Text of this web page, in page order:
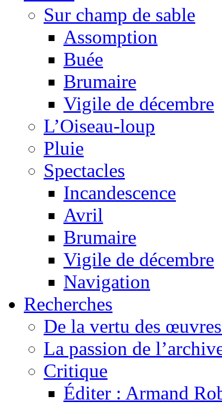
Sur champ de sable
Assomption
Buée
Brumaire
Vigile de décembre
L’Oiseau-loup
Pluie
Spectacles
Incandescence
Avril
Brumaire
Vigile de décembre
Navigation
Recherches
De la vertu des
La passion de
Critique
Éditer : Armand